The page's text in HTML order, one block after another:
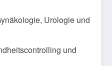
Urologie und
und